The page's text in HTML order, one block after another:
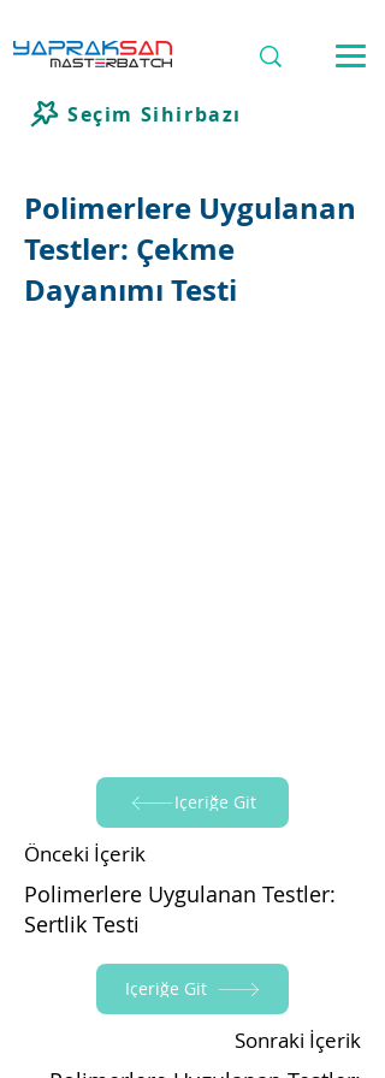
Seçim Sihirbazı
Polimerlere Uygulanan
Testler: Çekme
Dayanımı Testi
İçeriğe Git
Önceki İçerik
Polimerlere Uygulanan Testler:
Sertlik Testi
İçeriğe Git
Sonraki İçerik